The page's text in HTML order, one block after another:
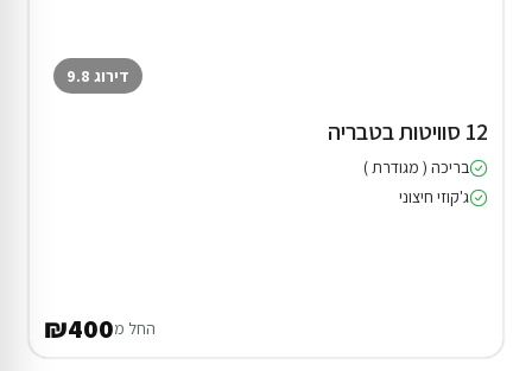
דירוג 9.8
12 סוויטות בטבריה
בריכה ( מגודרת )
ג'קוזי חיצוני
החל מ₪400